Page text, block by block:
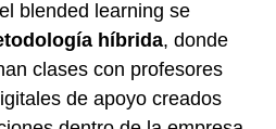
blended learning se
híbrida, donde
clases con profesores
de apoyo creados